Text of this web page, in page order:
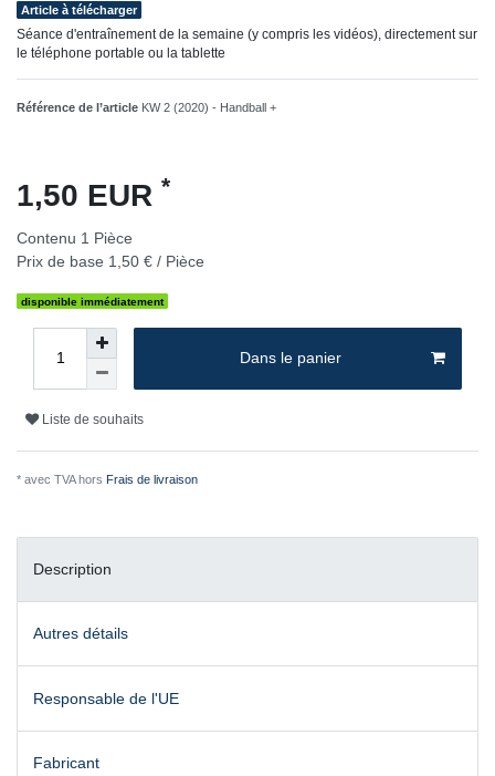
Article à télécharger
Séance d'entraînement de la semaine (y compris les vidéos), directement sur
le téléphone portable ou la tablette
Référence de l’article KW 2 (2020) - Handball +
1,50 EUR *
Contenu 1 Pièce
Prix de base 1,50 € / Pièce
disponible immédiatement
Dans le panier
Liste de souhaits
* avec TVA hors Frais de livraison
Description
Autres détails
Responsable de l'UE
Fabricant